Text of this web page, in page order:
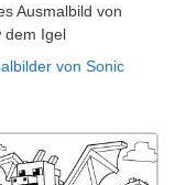
Ausmalbild von
dem Igel
von Sonic